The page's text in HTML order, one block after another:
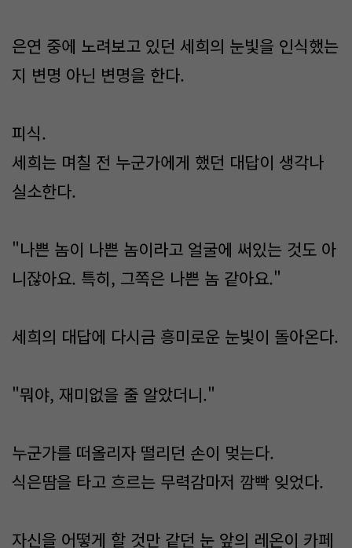
은연 중에 노려보고 있던 세희의 눈빛을 인식했는
지 변명 아닌 변명을 한다.
피식.
세희는 며칠 전 누군가에게 했던 대답이 생각나
실소한다.
"나쁜 놈이 나쁜 놈이라고 얼굴에 써있는 것도 아
니잖아요. 특히, 그쪽은 나쁜 놈 같아요."
세희의 대답에 다시금 흥미로운 눈빛이 돌아온다.
"뭐야, 재미없을 줄 알았더니."
누군가를 떠올리자 떨리던 손이 멎는다.
식은땀을 타고 흐르는 무력감마저 깜빡 잊었다.
자신을 어떻게 할 것만 같던 눈 앞의 레온이 카페